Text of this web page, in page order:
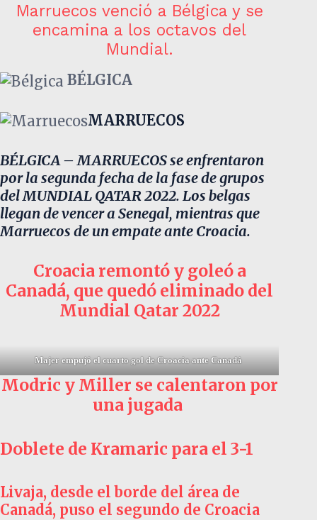
Marruecos venció a Bélgica y se
encamina a los octavos del
Mundial.
BÉLGICA
MARRUECOS
BÉLGICA – MARRUECOS se enfrentaron
por la segunda fecha de la fase de grupos
del MUNDIAL QATAR 2022. Los belgas
llegan de vencer a Senegal, mientras que
Marruecos de un empate ante Croacia.
Croacia remontó y goleó a
Canadá, que quedó eliminado del
Mundial Qatar 2022
Majer empujó el cuarto gol de Croacia ante Canadá
Modric y Miller se calentaron por
una jugada
Doblete de Kramaric para el 3-1
Livaja, desde el borde del área de
Canadá, puso el segundo de Croacia